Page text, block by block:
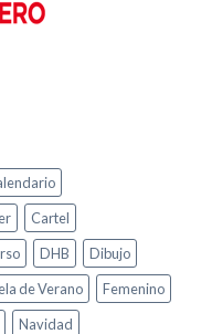
Cartel
DHB
Dibujo
de Verano
Femenino
Navidad